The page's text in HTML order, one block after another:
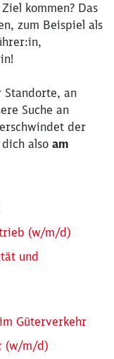
kommen? Das
zum Beispiel als
Standorte, an
Suche an
der
also am
(w/m/d)
und
Güterverkehr
(w/m/d)